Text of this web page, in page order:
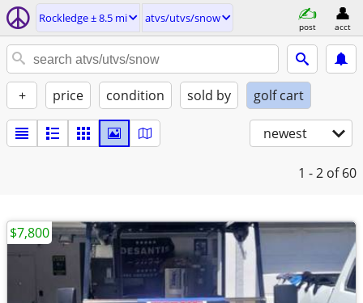
Rockledge ± 8.5 mi atvs/utvs/snow
post acct
+ price condition sold by golf cart
newest
1 - 2 of 60
$7,800